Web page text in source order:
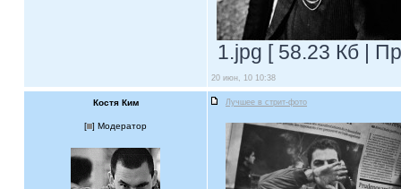
1.jpg [ 58.23 Кб |
20 июн, 10 10:38
Костя Ким Лучшее в стрит-фото
[ ] Модератор